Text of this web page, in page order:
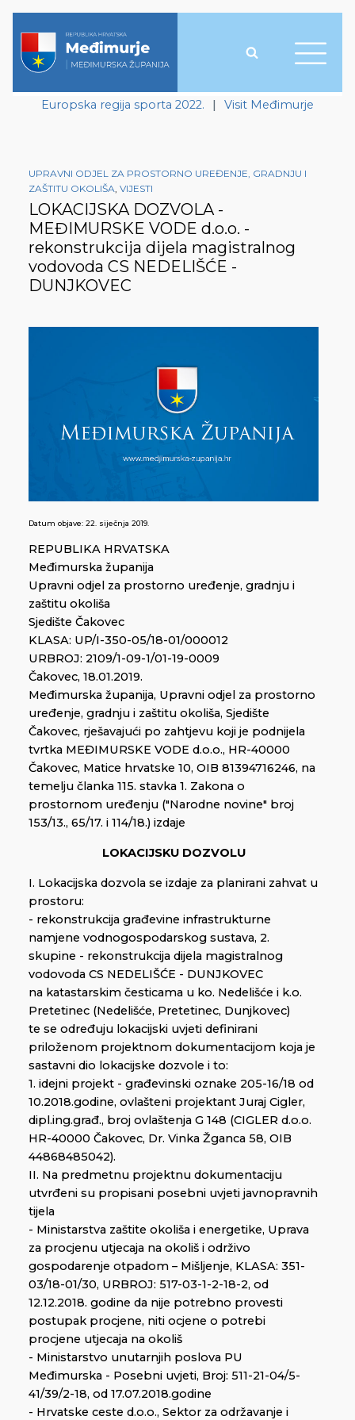
Europska regija sporta 2022. | Visit Međimurje
UPRAVNI ODJEL ZA PROSTORNO UREĐENJE, GRADNJU I
ZAŠTITU OKOLIŠA, VIJESTI
LOKACIJSKA DOZVOLA -
MEĐIMURSKE VODE d.o.o. -
rekonstrukcija dijela magistralnog
vodovoda CS NEDELIŠĆE -
DUNJKOVEC
Datum objave: 22. siječnja 2019.
REPUBLIKA HRVATSKA
Međimurska županija
Upravni odjel za prostorno uređenje, gradnju i
zaštitu okoliša
Sjedište Čakovec
KLASA: UP/I-350-05/18-01/000012
URBROJ: 2109/1-09-1/01-19-0009
Čakovec, 18.01.2019.
Međimurska županija, Upravni odjel za prostorno
uređenje, gradnju i zaštitu okoliša, Sjedište
Čakovec, rješavajući po zahtjevu koji je podnijela
tvrtka MEĐIMURSKE VODE d.o.o., HR-40000
Čakovec, Matice hrvatske 10, OIB 81394716246, na
temelju članka 115. stavka 1. Zakona o
prostornom uređenju ("Narodne novine" broj
153/13., 65/17. i 114/18.) izdaje
LOKACIJSKU DOZVOLU
I. Lokacijska dozvola se izdaje za planirani zahvat u
prostoru:
- rekonstrukcija građevine infrastrukturne
namjene vodnogospodarskog sustava, 2.
skupine - rekonstrukcija dijela magistralnog
vodovoda CS NEDELIŠĆE - DUNJKOVEC
na katastarskim česticama u ko. Nedelišće i k.o.
Pretetinec (Nedelišće, Pretetinec, Dunjkovec)
te se određuju lokacijski uvjeti definirani
priloženom projektnom dokumentacijom koja je
sastavni dio lokacijske dozvole i to:
1. idejni projekt - građevinski oznake 205-16/18 od
10.2018.godine, ovlašteni projektant Juraj Cigler,
dipl.ing.građ., broj ovlaštenja G 148 (CIGLER d.o.o.
HR-40000 Čakovec, Dr. Vinka Žganca 58, OIB
44868485042).
II. Na predmetnu projektnu dokumentaciju
utvrđeni su propisani posebni uvjeti javnopravnih
tijela
- Ministarstva zaštite okoliša i energetike, Uprava
za procjenu utjecaja na okoliš i održivo
gospodarenje otpadom – Mišljenje, KLASA: 351-
03/18-01/30, URBROJ: 517-03-1-2-18-2, od
12.12.2018. godine da nije potrebno provesti
postupak procjene, niti ocjene o potrebi
procjene utjecaja na okoliš
- Ministarstvo unutarnjih poslova PU
Međimurska - Posebni uvjeti, Broj: 511-21-04/5-
41/39/2-18, od 17.07.2018.godine
- Hrvatske ceste d.o.o., Sektor za održavanje i